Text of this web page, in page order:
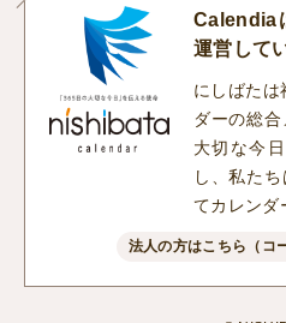
Calendia
運営して
にしばたは
ダーの総
大切な今
し、私た
てカレンダ
法人の方はこちら（コ